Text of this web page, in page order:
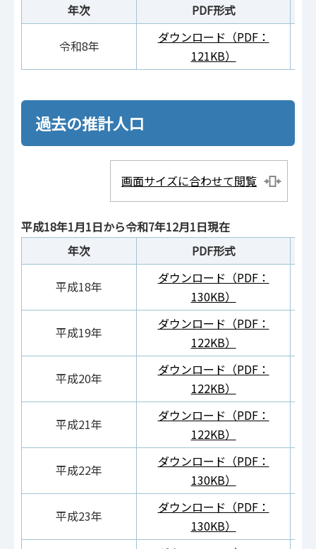
年次
PDF形式
令和8年
ダウンロード（PDF：
121KB）
過去の推計人口
画面サイズに合わせて閲覧
平成18年1月1日から令和7年12月1日現在
年次
PDF形式
平成18年
ダウンロード（PDF：
130KB）
平成19年
ダウンロード（PDF：
122KB）
平成20年
ダウンロード（PDF：
122KB）
平成21年
ダウンロード（PDF：
122KB）
平成22年
ダウンロード（PDF：
130KB）
平成23年
ダウンロード（PDF：
130KB）